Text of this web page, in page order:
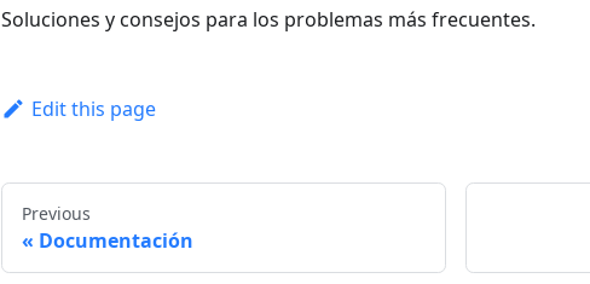
Soluciones y consejos para los problemas más frecuentes.
Edit this page
Previous
Documentación